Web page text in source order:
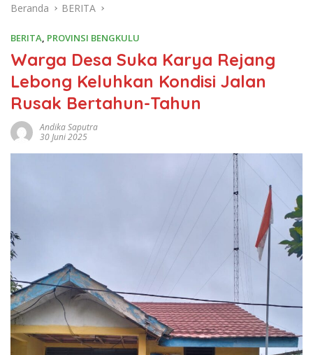
Beranda BERITA
BERITA PROVINSI BENGKULU
Warga Desa Suka Karya Rejang
Lebong Keluhkan Kondisi Jalan
Rusak Bertahun-Tahun
Andika Saputra
30 Juni 2025